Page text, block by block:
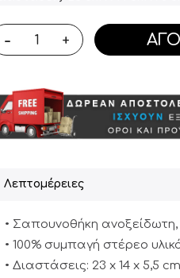
- +
Λεπτομέρειες
• Σαπουνοθήκη
• 100% συμπαγή στέρεο
• Διαστάσεις: 23 x 14 x 5,5 cm